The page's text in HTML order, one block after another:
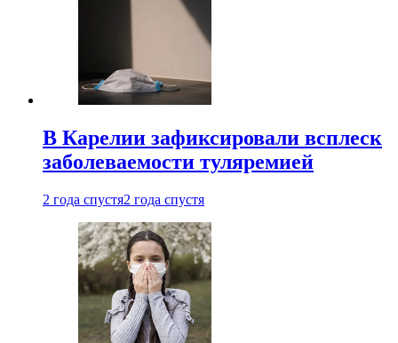
В Карелии зафиксировали всплеск
заболеваемости туляремией
2 года спустя2 года спустя